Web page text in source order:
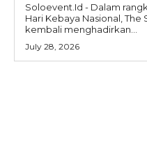
Soloevent.Id - Dalam
Hari Kebaya Nasional, The
kembali menghadirkan...
July 28, 2026